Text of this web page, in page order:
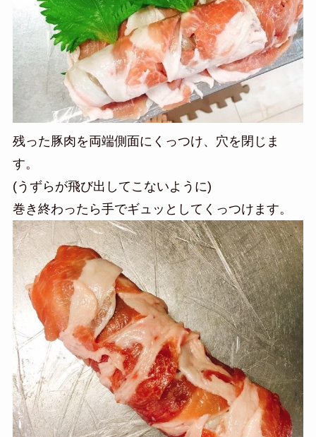
残った豚肉を両端側面にくっつけ、穴を閉じま
す。
(うずらが飛び出してこないように)
巻き終わったら手でギュッとしてくっつけます。